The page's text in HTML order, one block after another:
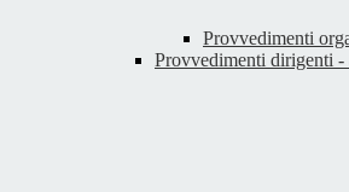
Provvedimenti
Provvedimenti dirigenti -